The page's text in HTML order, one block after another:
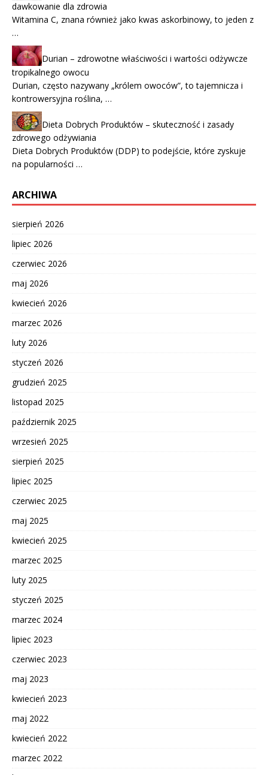
dawkowanie dla zdrowia
Witamina C, znana również jako kwas askorbinowy, to jeden z
…
Durian – zdrowotne właściwości i wartości odżywcze
tropikalnego owocu
Durian, często nazywany „królem owoców”, to tajemnicza i
kontrowersyjna roślina, …
Dieta Dobrych Produktów – skuteczność i zasady
zdrowego odżywiania
Dieta Dobrych Produktów (DDP) to podejście, które zyskuje
na popularności …
ARCHIWA
sierpień 2026
lipiec 2026
czerwiec 2026
maj 2026
kwiecień 2026
marzec 2026
luty 2026
styczeń 2026
grudzień 2025
listopad 2025
październik 2025
wrzesień 2025
sierpień 2025
lipiec 2025
czerwiec 2025
maj 2025
kwiecień 2025
marzec 2025
luty 2025
styczeń 2025
marzec 2024
lipiec 2023
czerwiec 2023
maj 2023
kwiecień 2023
maj 2022
kwiecień 2022
marzec 2022